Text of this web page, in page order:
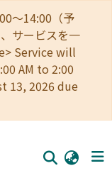
～14:00（予
サービスを一
Service will
AM to 2:00
13, 2026 due